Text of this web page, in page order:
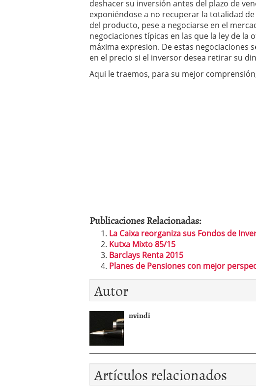
deshacer su inversión antes del plazo de
exponiéndose a no recuperar la totalidad
del producto, pese a negociarse en el
negociaciones típicas en las que la ley de la
máxima expresion. De estas negociaciones
en el precio si el inversor desea retirar su
Aqui le traemos, para su mejor
Publicaciones Relacionadas:
La Caixa reorganiza sus Fondos de
Kutxa Mixto 85/15
Barclays Renta 2015
Planes de Pensiones con mejor
Autor
nvindi
Artículos relacionados